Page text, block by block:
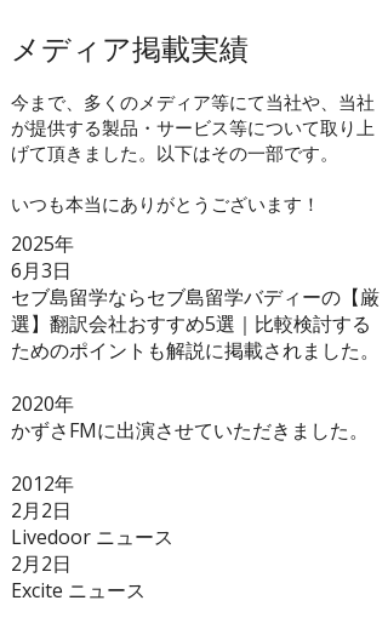
​メディア掲載実績
今まで、多くのメディア等にて当社や、当社
が提供する製品・サービス等について取り上
げて頂きました。以下はその一部です。
いつも本当にありがとうございます！
2025年
6月3日
セブ島留学ならセブ島留学バディーの【厳
選】翻訳会社おすすめ5選｜比較検討する
ためのポイントも解説に掲載されました。
2020年
​かずさFMに出演させていただきました。
2012年
2月2日
Livedoor ニュース
2月2日
Excite ニュース